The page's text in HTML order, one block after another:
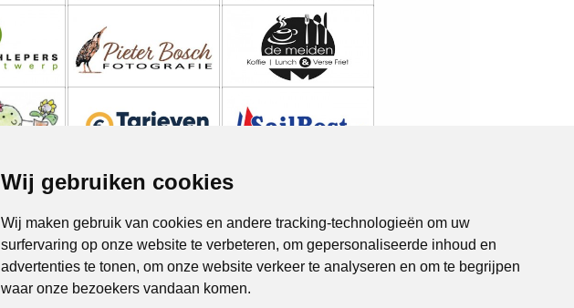
Wij gebruiken cookies
Wij maken gebruik van cookies en andere tracking-technologieën om uw
surfervaring op onze website te verbeteren, om gepersonaliseerde inhoud en
advertenties te tonen, om onze website verkeer te analyseren en om te begrijpen
waar onze bezoekers vandaan komen.
Kampen Online
Almere Online